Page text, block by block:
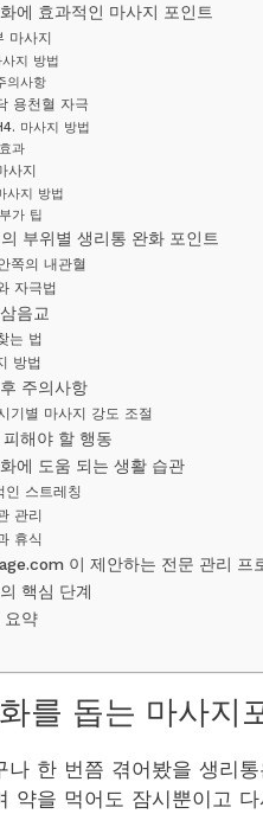
에 효과적인 마사지 포인트
마사지
사지 방법
의사항
용천혈 자극
마사지 방법
효과
사지
사지 방법
부가 팁
부위별 생리통 완화 포인트
쪽의 내관혈
자극법
음교
는 법
방법
주의사항
기별 마사지 강도 조절
해야 할 행동
에 도움 되는 생활 습관
인 스트레칭
관리
휴식
이 제안하는 전문 관리 프
핵심 단계
요약
를 돕는 마사지
나 한 번쯤 겪어봤을 생리
약을 먹어도 잠시뿐이고